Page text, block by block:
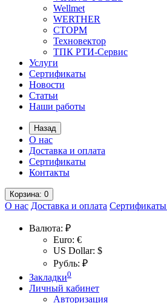
Wellmet
WERTHER
СТОРМ
Техновектор
ТПК РТИ-Сервис
Услуги
Сертификаты
Новости
Статьи
Наши работы
Назад
О нас
Доставка и оплата
Сертификаты
Контакты
Корзина: 0
О нас Доставка и оплата Сертификаты
Валюта: ₽
Euro: €
US Dollar: $
Рубль: ₽
Закладки0
Личный кабинет
Авторизация